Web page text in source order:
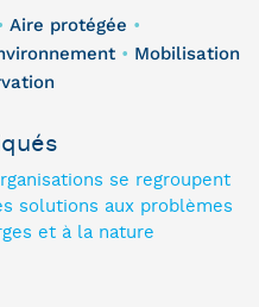
Aire protégée •
• Mobilisation
se regroupent
solutions aux problèmes
et à la nature